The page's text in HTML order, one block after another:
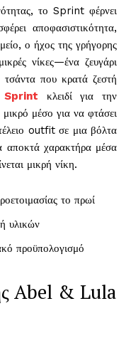
το Sprint φέρνει
αποφασιστικότητα,
ο ήχος της γρήγορης
νίκες—ένα ζευγάρι
που κρατά ζεστή
Sprint κλειδί για την
μικρό μέσο για να φτάσει
outfit σε μια βόλτα
αποκτά χαρακτήρα μέσα
μικρή νίκη.
το πρωί
υλικών
προϋπολογισμό
Abel & Lula